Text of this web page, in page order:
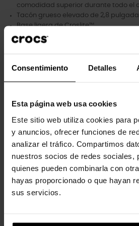
Consentimiento Detalles
Esta página web usa cookies
Este sitio web utiliza cookies para
y anuncios, ofrecer funciones de
analizar el tráfico. Compartimos
nuestros socios de redes sociales,
quienes pueden combinarla con
hayas proporcionado o que hayan
sus servicios.
comodidad superior durante todo el
Tacón grueso elevado de 2,8
Base ligera de Croslite™
LiteRide™: revolucionario. Suavidad
Comodidad innovadora.
puede rasparse con el uso y
Los clientes que
producto también han
-20% -